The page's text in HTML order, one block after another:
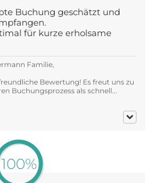
Buchung geschätzt und
für kurze erholsame
Familie,
Bewertung! Es freut uns zu
Buchungsprozess als schnell...
100%